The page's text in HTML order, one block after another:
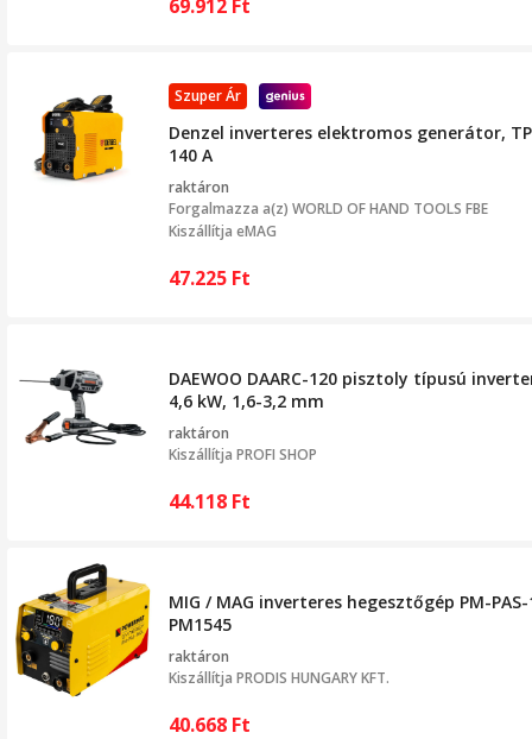
69.912 Ft
Szuper Ár
Denzel inverteres elektromos generátor,
140 A
raktáron
Forgalmazza a(z) WORLD OF HAND TOOLS FBE
Kiszállítja eMAG
47.225 Ft
DAEWOO DAARC-120 pisztoly típusú
4,6 kW, 1,6-3,2 mm
raktáron
Kiszállítja PROFI SHOP
44.118 Ft
MIG / MAG inverteres hegesztőgép PM-
PM1545
raktáron
Kiszállítja PRODIS HUNGARY KFT.
40.668 Ft